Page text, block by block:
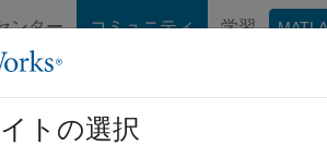
ンター コミュニティ 学習
閲覧 MATLAB に関する FAQ
トの選択